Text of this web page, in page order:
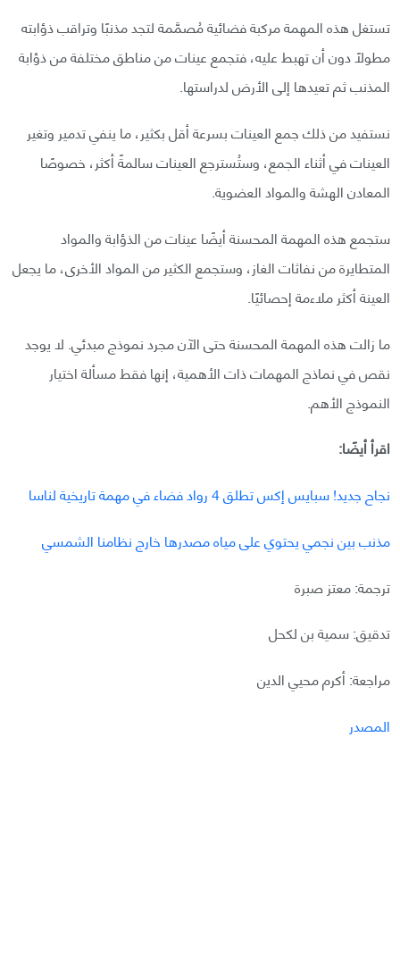
تستغل هذه المهمة مركبة فضائية مُصمَّمة لتجد مذنبًا وتراقب ذؤابته
مطولًا دون أن تهبط عليه، فتجمع عينات من مناطق مختلفة من ذؤابة
المذنب ثم تعيدها إلى الأرض لدراستها.
نستفيد من ذلك جمع العينات بسرعة أقل بكثير، ما ينفي تدمير وتغير
العينات في أثناء الجمع، وستُسترجع العينات سالمةً أكثر، خصوصًا
المعادن الهشة والمواد العضوية.
ستجمع هذه المهمة المحسنة أيضًا عينات من الذؤابة والمواد
المتطايرة من نفاثات الغاز، وستجمع الكثير من المواد الأخرى، ما يجعل
العينة أكثر ملاءمة إحصائيًا.
ما زالت هذه المهمة المحسنة حتى الآن مجرد نموذج مبدئي. لا يوجد
نقص في نماذج المهمات ذات الأهمية، إنها فقط مسألة اختيار
النموذج الأهم.
اقرأ أيضًا:
نجاح جديد! سبايس إكس تطلق 4 رواد فضاء في مهمة تاريخية لناسا
مذنب بين نجمي يحتوي على مياه مصدرها خارج نظامنا الشمسي
ترجمة: معتز صبرة
تدقيق: سمية بن لكحل
مراجعة: أكرم محيي الدين
المصدر